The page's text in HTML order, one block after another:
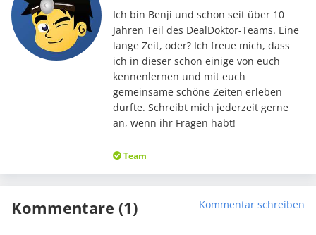
Ich bin Benji und schon seit über 10
Jahren Teil des DealDoktor-Teams. Eine
lange Zeit, oder? Ich freue mich, dass
ich in dieser schon einige von euch
kennenlernen und mit euch
gemeinsame schöne Zeiten erleben
durfte. Schreibt mich jederzeit gerne
an, wenn ihr Fragen habt!
Team
Kommentare (1) Kommentar schreiben